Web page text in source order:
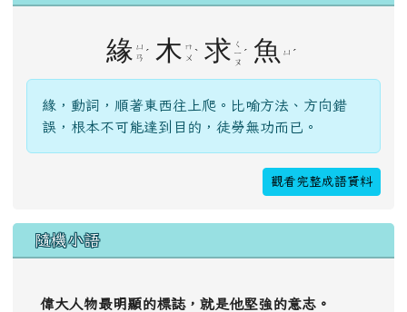
緣 ㄩ
ㄢ ˊ 木 ㄇ
ㄨ ˋ 求 ㄑ
ㄧ
ㄡ
ˊ 魚 ㄩ ˊ
緣，動詞，順著東西往上爬。比喻方法、方向錯
誤，根本不可能達到目的，徒勞無功而已。
觀看完整成語資料
隨機小語
偉大人物最明顯的標誌，就是他堅強的意志。